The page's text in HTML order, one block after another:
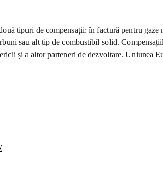
tipuri de compensații: în factură pentru
sau alt tip de combustibil solid.
și a altor parteneri de dezvoltare. Uniunea